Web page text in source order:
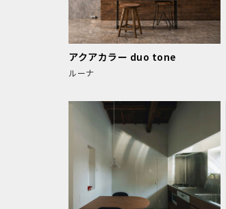
アクアカラー duo tone
ルーナ